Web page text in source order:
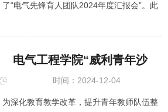
了“电气先锋育人团队2024年度汇报会”。此
锋育人团队”在学生思想引领、人才培养以及
电气工程学院“威利青年沙
龙”2024第5期成功召开
时间：2024-12-04
为深化教育教学改革，提升青年教师队伍整